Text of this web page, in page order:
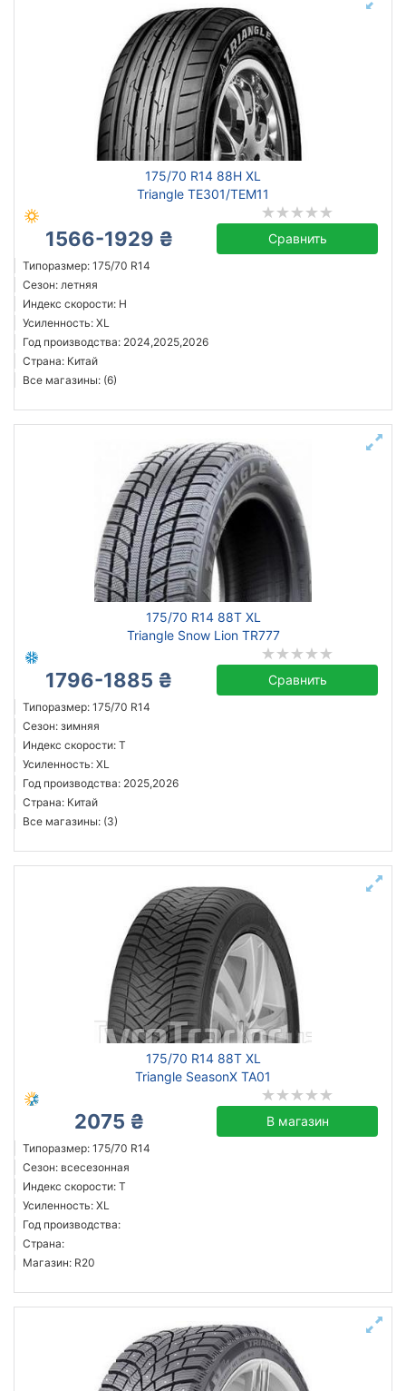
175/70 R14 88H XL
Triangle TE301/TEM11
1566-1929 ₴ Сравнить
Типоразмер: 175/70 R14
Сезон: летняя
Индекс скорости: H
Усиленность: XL
Год производства: 2024,2025,2026
Страна: Китай
Все магазины: (6)
175/70 R14 88T XL
Triangle Snow Lion TR777
1796-1885 ₴ Сравнить
Типоразмер: 175/70 R14
Сезон: зимняя
Индекс скорости: T
Усиленность: XL
Год производства: 2025,2026
Страна: Китай
Все магазины: (3)
175/70 R14 88T XL
Triangle SeasonX TA01
2075 ₴ В магазин
Типоразмер: 175/70 R14
Сезон: всесезонная
Индекс скорости: T
Усиленность: XL
Год производства:
Страна:
Магазин: R20